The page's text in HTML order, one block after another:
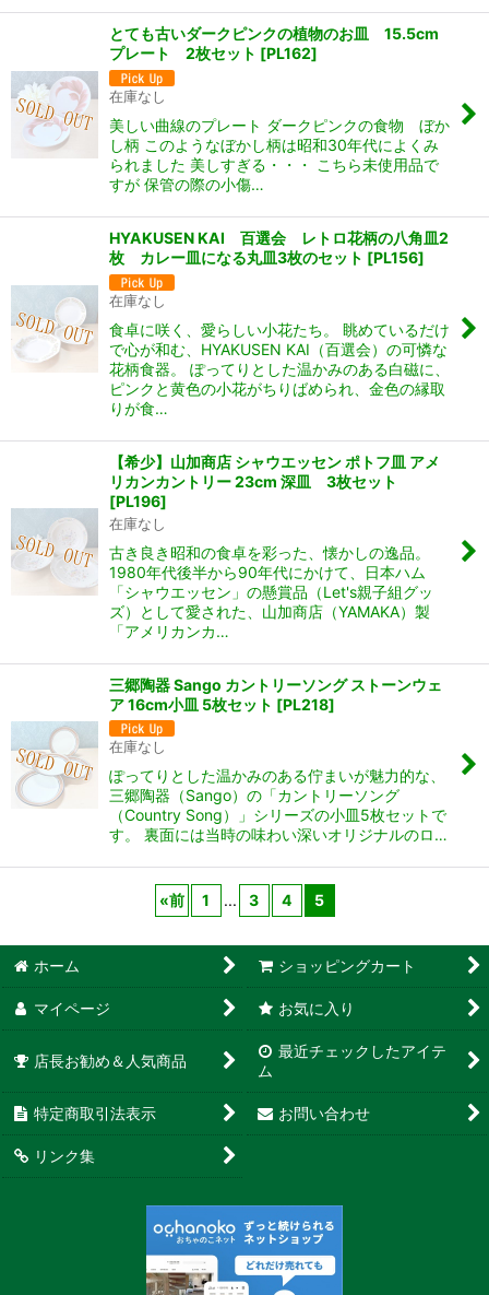
とても古いダークピンクの植物のお皿 15.5cm
プレート 2枚セット [PL162]
在庫なし
美しい曲線のプレート ダークピンクの食物 ぼか
し柄 このようなぼかし柄は昭和30年代によくみ
られました 美しすぎる・・・ こちら未使用品で
すが 保管の際の小傷…
HYAKUSEN KAI 百選会 レトロ花柄の八角皿2
枚 カレー皿になる丸皿3枚のセット [PL156]
在庫なし
食卓に咲く、愛らしい小花たち。 眺めているだけ
で心が和む、HYAKUSEN KAI（百選会）の可憐な
花柄食器。 ぽってりとした温かみのある白磁に、
ピンクと黄色の小花がちりばめられ、金色の縁取
りが食…
【希少】山加商店 シャウエッセン ポトフ皿 アメ
リカンカントリー 23cm 深皿 3枚セット
[PL196]
在庫なし
古き良き昭和の食卓を彩った、懐かしの逸品。
1980年代後半から90年代にかけて、日本ハム
「シャウエッセン」の懸賞品（Let's親子組グッ
ズ）として愛された、山加商店（YAMAKA）製
「アメリカンカ…
三郷陶器 Sango カントリーソング ストーンウェ
ア 16cm小皿 5枚セット [PL218]
在庫なし
ぽってりとした温かみのある佇まいが魅力的な、
三郷陶器（Sango）の「カントリーソング
（Country Song）」シリーズの小皿5枚セットで
す。 裏面には当時の味わい深いオリジナルのロ…
«前 1 ... 3 4 5
ホーム ショッピングカート
マイページ お気に入り
店長お勧め＆人気商品
最近チェックしたアイテ
ム
特定商取引法表示 お問い合わせ
リンク集